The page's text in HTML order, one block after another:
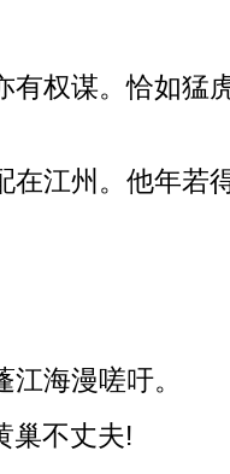
权谋。恰如猛
江州。他年若
海漫嗟吁。
巢不丈夫!